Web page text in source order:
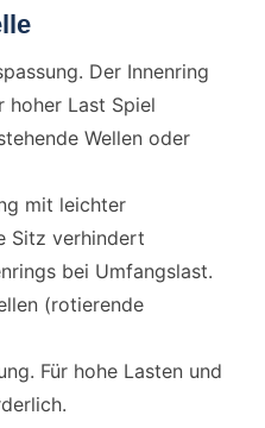
Der Innenring
hoher Last Spiel
Wellen oder
mit leichter
Sitz verhindert
bei Umfangslast.
(rotierende
Für hohe Lasten und